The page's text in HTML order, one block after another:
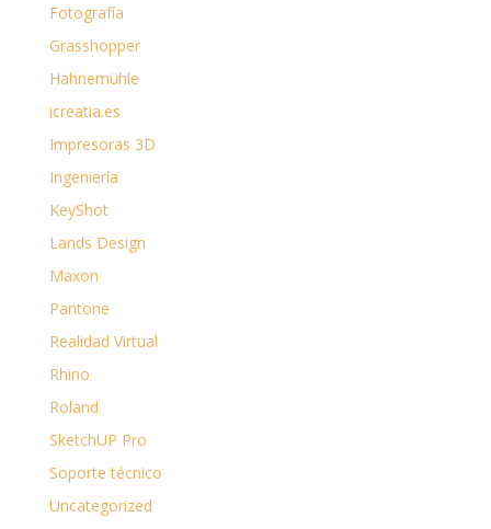
Fotografía
Grasshopper
Hahnemühle
icreatia.es
Impresoras 3D
Ingeniería
KeyShot
Lands Design
Maxon
Pantone
Realidad Virtual
Rhino
Roland
SketchUP Pro
Soporte técnico
Uncategorized